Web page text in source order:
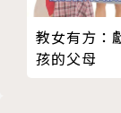
●企業講師
●企業主管
●有授課需求
教女有方：
孩的父母